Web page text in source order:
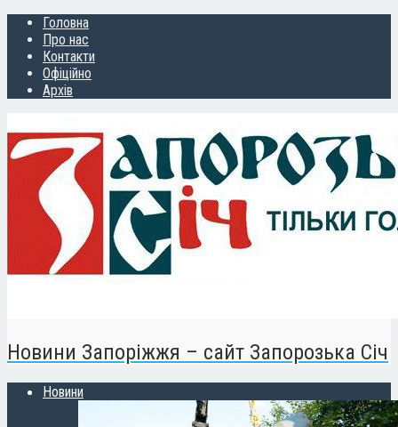
Головна
Про нас
Контакти
Офіційно
Архів
Новини Запоріжжя – сайт Запорозька Січ
Новини